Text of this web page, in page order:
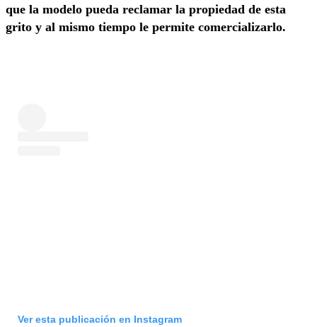
que la modelo pueda reclamar la propiedad de esta
grito y al mismo tiempo le permite comercializarlo.
Ver esta publicación en Instagram